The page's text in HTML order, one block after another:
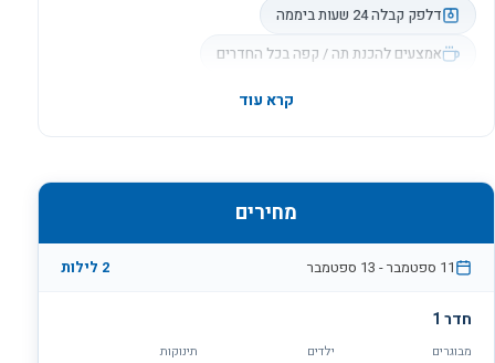
אתם חושבים על חופשה בירושלים, ורוצים להיות בלב העניינים
ועדיין להרגיש לבד, מלון מונטיפיורי הוא הבחירה הנכונה
דלפק קבלה 24 שעות ביממה
אמצעים להכנת תה / קפה בכל החדרים
מחירים
11 ספטמבר - 13 ספטמבר 2 לילות
חדר 1
מבוגרים ילדים תינוקות